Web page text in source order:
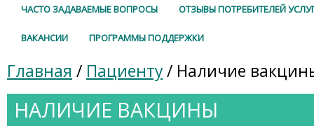
ЧАСТО ЗАДАВАЕМЫЕ ВОПРОСЫ ОТЗЫВЫ ПОТРЕБИТЕЛЕЙ
ВАКАНСИИ ПРОГРАММЫ ПОДДЕРЖКИ
Главная / Пациенту/ Наличие
НАЛИЧИЕ ВАКЦИНЫ